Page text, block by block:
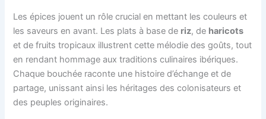
Les épices jouent un rôle crucial en mettant les couleurs et
les saveurs en avant. Les plats à base de riz, de haricots
et de fruits tropicaux illustrent cette mélodie des goûts, tout
en rendant hommage aux traditions culinaires ibériques.
Chaque bouchée raconte une histoire d’échange et de
partage, unissant ainsi les héritages des colonisateurs et
des peuples originaires.